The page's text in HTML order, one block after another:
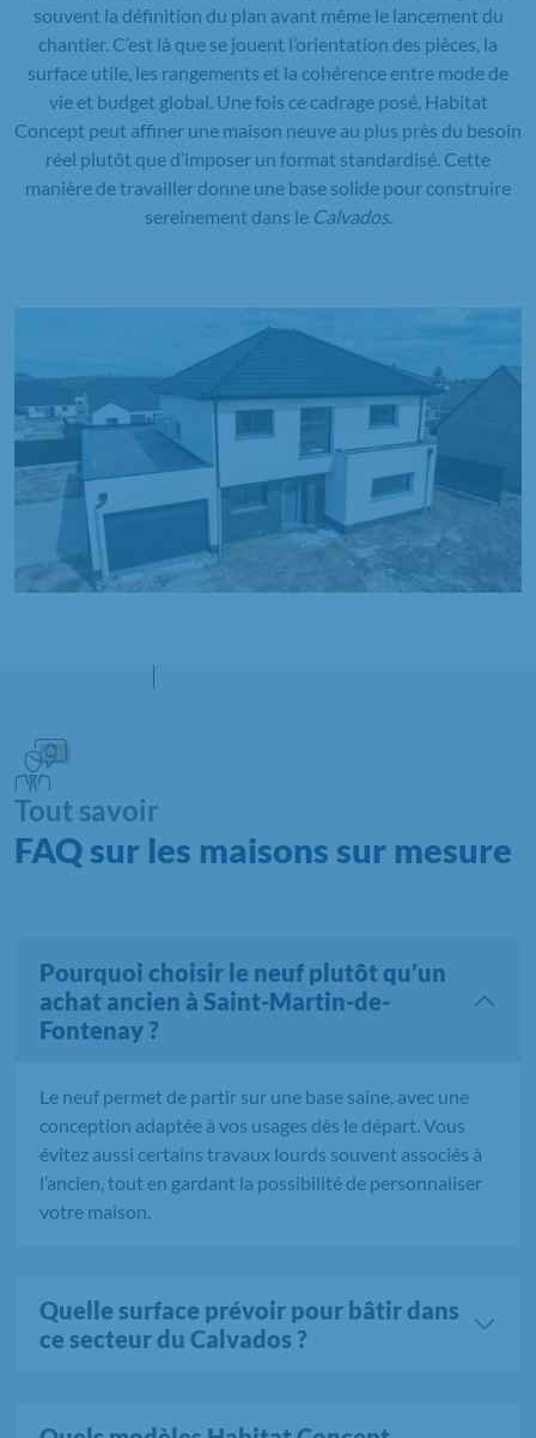
souvent la définition du plan avant même le lancement du
chantier. C’est là que se jouent l’orientation des pièces, la
surface utile, les rangements et la cohérence entre mode de
vie et budget global. Une fois ce cadrage posé, Habitat
Concept peut affiner une maison neuve au plus près du besoin
réel plutôt que d’imposer un format standardisé. Cette
manière de travailler donne une base solide pour construire
sereinement dans le Calvados.
Tout savoir
FAQ sur les maisons sur mesure
Pourquoi choisir le neuf plutôt qu’un
achat ancien à Saint-Martin-de-
Fontenay ?
Le neuf permet de partir sur une base saine, avec une
conception adaptée à vos usages dès le départ. Vous
évitez aussi certains travaux lourds souvent associés à
l’ancien, tout en gardant la possibilité de personnaliser
votre maison.
Quelle surface prévoir pour bâtir dans
ce secteur du Calvados ?